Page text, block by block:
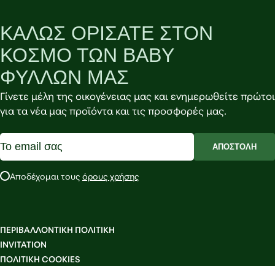
ΚΑΛΩΣ ΟΡΙΣΑΤΕ ΣΤΟΝ
ΚΟΣΜΟ ΤΩΝ BABY
ΦΥΛΛΩΝ ΜΑΣ
Γίνετε μέλη της οικογένειας μας και ενημερωθείτε πρώτοι
για τα νέα μας προϊόντα και τις προσφορές μας.
ΑΠΟΣΤΟΛΗ
Αποδέχομαι τους όρους χρήσης
ΠΕΡΙΒΑΛΛΟΝΤΙΚΗ ΠΟΛΙΤΙΚΗ
INVITATION
ΠΟΛΙΤΙΚΗ COOKIES